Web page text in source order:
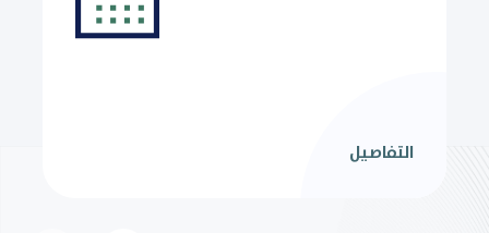
التفاصيل